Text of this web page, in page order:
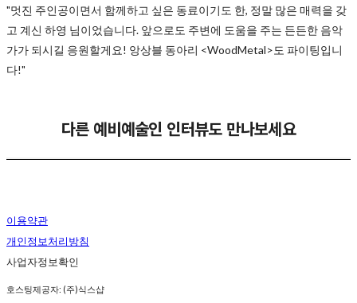
"멋진 주인공이면서 함께하고 싶은 동료이기도 한, 정말 많은 매력을 갖
고 계신 하영 님이었습니다. 앞으로도 주변에 도움을 주는 든든한 음악
가가 되시길 응원할게요! 앙상블 동아리 <WoodMetal>도 파이팅입니
다!"
다른 예비예술인 인터뷰도 만나보세요
이용약관
개인정보처리방침
사업자정보확인
호스팅제공자: (주)식스샵